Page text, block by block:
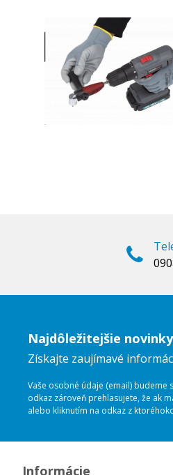
Najdôležitejšie
Získajte zaujímavé
Vaše osobné údaje (email)
odkaz zároveň prehlasujete, že ak
alebo kliknutím na odkaz z
Informácie